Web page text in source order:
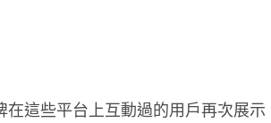
在這些平台上互動過的用戶再次展示